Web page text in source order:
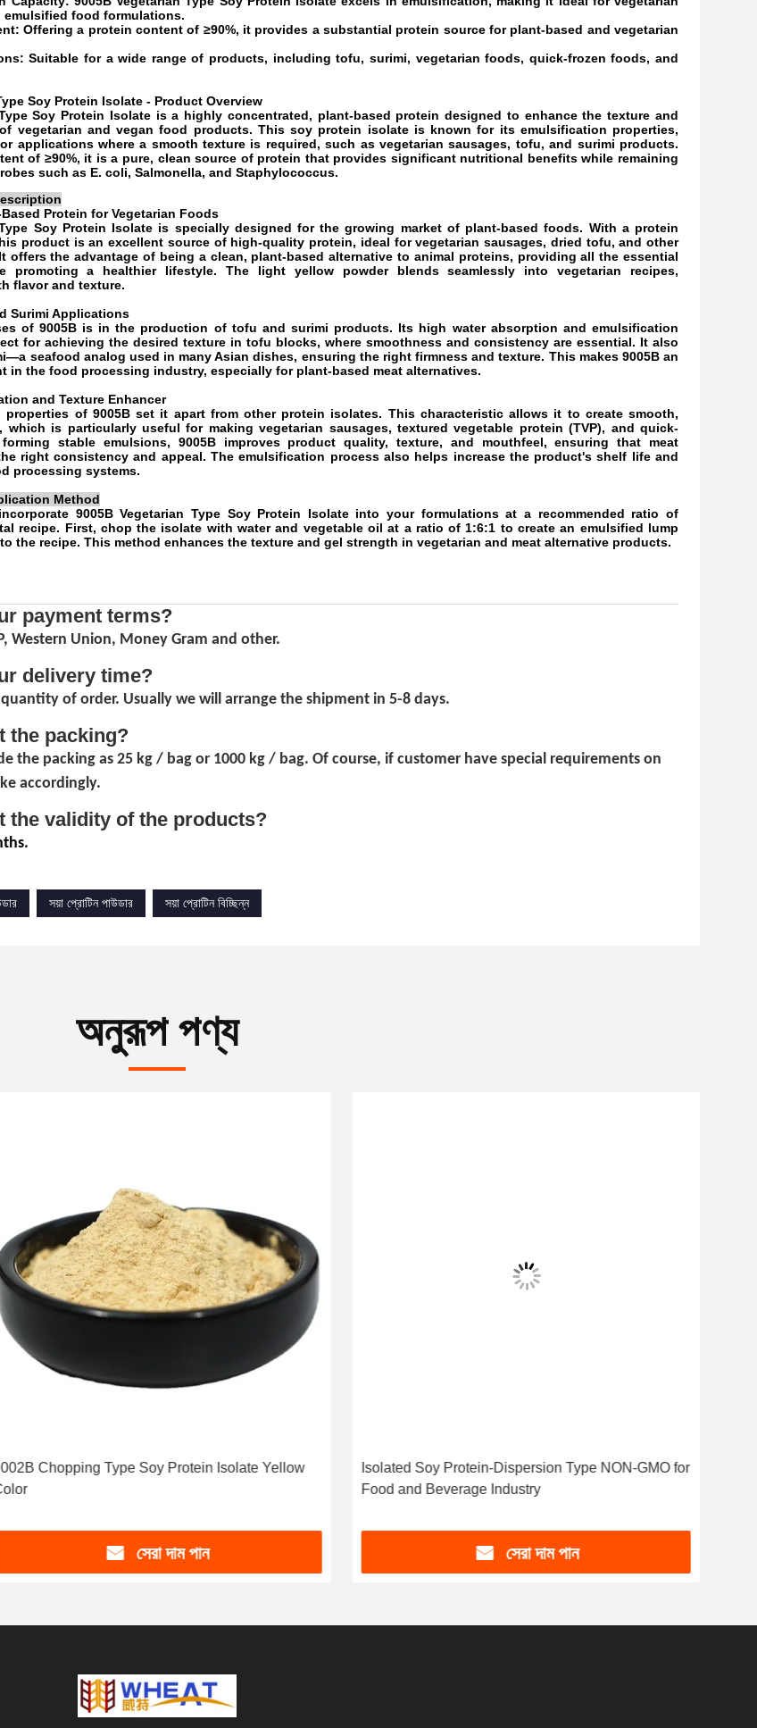
emulsified food formulations.
Offering a protein content of ≥90%, it provides a substantial protein source for plant-based and vegetarian
Suitable for a wide range of products, including tofu, surimi, vegetarian foods, quick-frozen foods, and
Soy Protein Isolate - Product Overview
Soy Protein Isolate is a highly concentrated, plant-based protein designed to enhance the texture and
vegetarian and vegan food products. This soy protein isolate is known for its emulsification properties,
applications where a smooth texture is required, such as vegetarian sausages, tofu, and surimi products.
of ≥90%, it is a pure, clean source of protein that provides significant nutritional benefits while remaining
such as E. coli, Salmonella, and Staphylococcus.
Protein for Vegetarian Foods
Type Soy Protein Isolate is specially designed for the growing market of plant-based foods. With a protein
product is an excellent source of high-quality protein, ideal for vegetarian sausages, dried tofu, and other
offers the advantage of being a clean, plant-based alternative to animal proteins, providing all the essential
promoting a healthier lifestyle. The light yellow powder blends seamlessly into vegetarian recipes,
flavor and texture.
Surimi Applications
of 9005B is in the production of tofu and surimi products. Its high water absorption and emulsification
for achieving the desired texture in tofu blocks, where smoothness and consistency are essential. It also
seafood analog used in many Asian dishes, ensuring the right firmness and texture. This makes 9005B an
in the food processing industry, especially for plant-based meat alternatives.
and Texture Enhancer
properties of 9005B set it apart from other protein isolates. This characteristic allows it to create smooth,
which is particularly useful for making vegetarian sausages, textured vegetable protein (TVP), and quick-
stable emulsions, 9005B improves product quality, texture, and mouthfeel, ensuring that meat
right consistency and appeal. The emulsification process also helps increase the product's shelf life and
processing systems.
Method
9005B Vegetarian Type Soy Protein Isolate into your formulations at a recommended ratio of
recipe. First, chop the isolate with water and vegetable oil at a ratio of 1:6:1 to create an emulsified lump
the recipe. This method enhances the texture and gel strength in vegetarian and meat alternative products.
payment terms?
Western Union, Money Gram and other.
delivery time?
of order. Usually we will arrange the shipment in 5-8 days.
the packing?
the packing as 25 kg / bag or 1000 kg / bag. Of course, if customer have special requirements on
accordingly.
the validity of the products?
সয়া প্রোটিন পাউডার সয়া প্রোটিন বিচ্ছিন্ন
অনুরূপ পণ্য
Chopping Type Soy Protein Isolate Yellow
সেরা দাম পান
Isolated Soy Protein-Dispersion Type NON-GMO for
Food and Beverage Industry
সেরা দাম পান